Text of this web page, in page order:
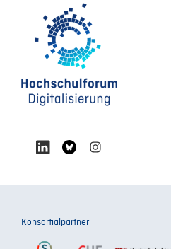
Konsortialpartner